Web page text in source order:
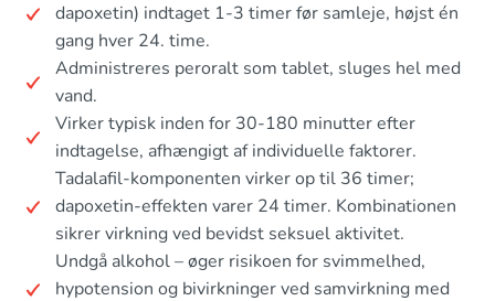
dapoxetin) indtaget 1-3 timer før samleje, højst én
gang hver 24. time.
Administreres peroralt som tablet, sluges hel med
vand.
Virker typisk inden for 30-180 minutter efter
indtagelse, afhængigt af individuelle faktorer.
Tadalafil-komponenten virker op til 36 timer;
dapoxetin-effekten varer 24 timer. Kombinationen
sikrer virkning ved bevidst seksuel aktivitet.
Undgå alkohol – øger risikoen for svimmelhed,
hypotension og bivirkninger ved samvirkning med